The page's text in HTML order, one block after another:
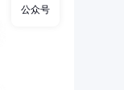
公众号